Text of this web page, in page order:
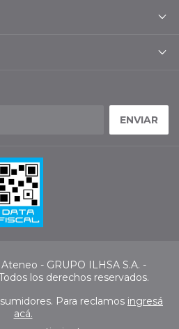
- GRUPO ILHSA S.A. -
los derechos reservados.
Para reclamos ingresá
acá.